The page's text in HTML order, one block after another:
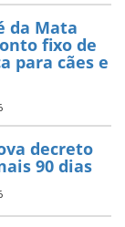
da Mata
fixo de
para cães e
decreto
90 dias